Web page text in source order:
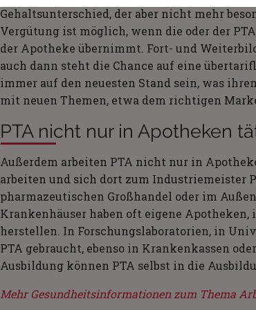
Gehaltsunterschied, der aber nicht mehr
Vergütung ist möglich, wenn die oder der
der Apotheke übernimmt. Fort- und
auch dann steht die Chance auf eine
immer auf den neuesten Stand sein, was
mit neuen Themen, etwa dem richtigen
PTA nicht nur in Apotheken
Außerdem arbeiten PTA nicht nur in
arbeiten und sich dort zum Industriemeister
pharmazeutischen Großhandel oder im
Krankenhäuser haben oft eigene
herstellen. In Forschungslaboratorien, in
PTA gebraucht, ebenso in Krankenkassen
Ausbildung können PTA selbst in die
Mehr Gesundheitsinformationen zum Thema